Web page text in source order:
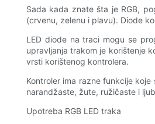
Sada kada znate šta je RGB,
(crvenu, zelenu i plavu). Diode
LED diode na traci mogu se
upravljanja trakom je korištenje
vrsti korištenog kontrolera.
Kontroler ima razne funkcije
narandžaste, žute, ružičaste i
Upotreba RGB LED traka